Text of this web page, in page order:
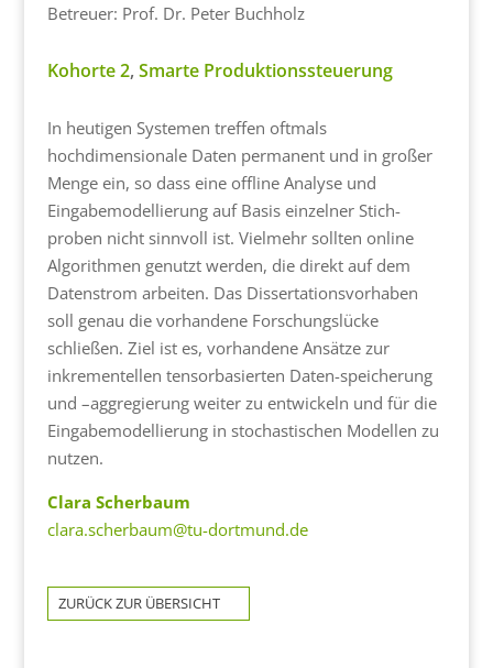
Betreuer: Prof. Dr. Peter Buchholz
Kohorte 2,Smarte Produktionssteuerung
In heutigen Systemen treffen oftmals
hochdimensionale Daten permanent und in großer
Menge ein, so dass eine offline Analyse und
Eingabemodellierung auf Basis einzelner Stich-
proben nicht sinnvoll ist. Vielmehr sollten online
Algorithmen genutzt werden, die direkt auf dem
Datenstrom arbeiten. Das Dissertationsvorhaben
soll genau die vorhandene Forschungslücke
schließen. Ziel ist es, vorhandene Ansätze zur
inkrementellen tensorbasierten Daten-speicherung
und –aggregierung weiter zu entwickeln und für die
Eingabemodellierung in stochastischen Modellen zu
nutzen.
Clara Scherbaum
clara.scherbaum@tu-dortmund.de
ZURÜCK ZUR ÜBERSICHT